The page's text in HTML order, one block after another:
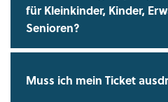
für Kleinkinder, Kinder,
Senioren?
Muss ich mein Ticket